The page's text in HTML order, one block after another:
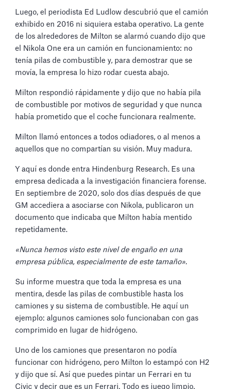
Luego, el periodista Ed Ludlow descubrió que el camión
exhibido en 2016 ni siquiera estaba operativo. La gente
de los alrededores de Milton se alarmó cuando dijo que
el Nikola One era un camión en funcionamiento: no
tenía pilas de combustible y, para demostrar que se
movía, la empresa lo hizo rodar cuesta abajo.
Milton respondió rápidamente y dijo que no había pila
de combustible por motivos de seguridad y que nunca
había prometido que el coche funcionara realmente.
Milton llamó entonces a todos odiadores, o al menos a
aquellos que no compartían su visión. Muy madura.
Y aquí es donde entra Hindenburg Research. Es una
empresa dedicada a la investigación financiera forense.
En septiembre de 2020, solo dos días después de que
GM accediera a asociarse con Nikola, publicaron un
documento que indicaba que Milton había mentido
repetidamente.
«Nunca hemos visto este nivel de engaño en una
empresa pública, especialmente de este tamaño».
Su informe muestra que toda la empresa es una
mentira, desde las pilas de combustible hasta los
camiones y su sistema de combustible. He aquí un
ejemplo: algunos camiones solo funcionaban con gas
comprimido en lugar de hidrógeno.
Uno de los camiones que presentaron no podía
funcionar con hidrógeno, pero Milton lo estampó con H2
y dijo que sí. Así que puedes pintar un Ferrari en tu
Civic y decir que es un Ferrari. Todo es juego limpio.